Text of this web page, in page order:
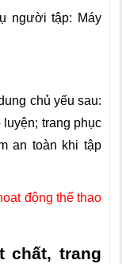
người tập: Máy
chủ yếu sau:
trang phục
an toàn khi tập
động thể thao
chất, trang